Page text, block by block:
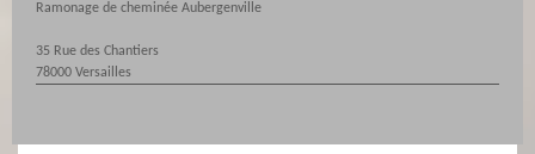
Ramonage de cheminée Aubergenville
35 Rue des Chantiers
78000 Versailles